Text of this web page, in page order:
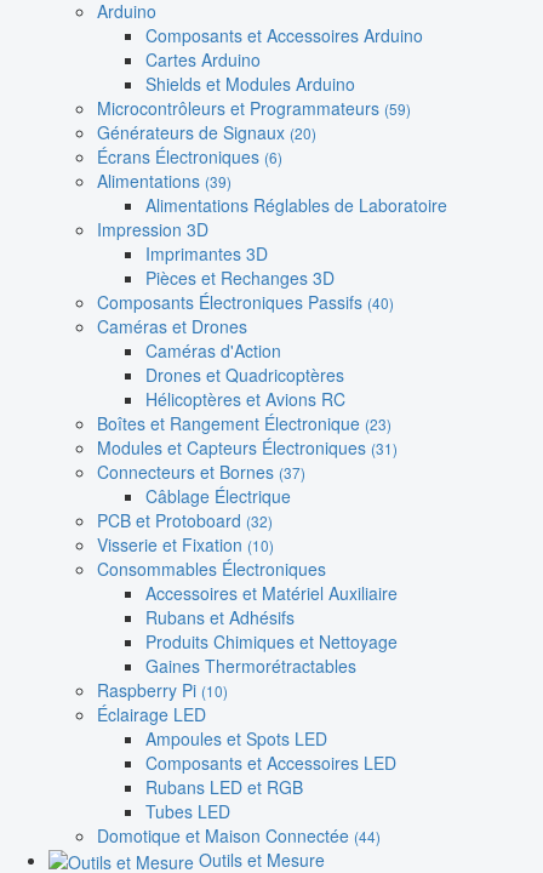
Arduino
Composants et Accessoires Arduino
Cartes Arduino
Shields et Modules Arduino
Microcontrôleurs et Programmateurs (59)
Générateurs de Signaux (20)
Écrans Électroniques (6)
Alimentations (39)
Alimentations Réglables de Laboratoire
Impression 3D
Imprimantes 3D
Pièces et Rechanges 3D
Composants Électroniques Passifs (40)
Caméras et Drones
Caméras d'Action
Drones et Quadricoptères
Hélicoptères et Avions RC
Boîtes et Rangement Électronique (23)
Modules et Capteurs Électroniques (31)
Connecteurs et Bornes (37)
Câblage Électrique
PCB et Protoboard (32)
Visserie et Fixation (10)
Consommables Électroniques
Accessoires et Matériel Auxiliaire
Rubans et Adhésifs
Produits Chimiques et Nettoyage
Gaines Thermorétractables
Raspberry Pi (10)
Éclairage LED
Ampoules et Spots LED
Composants et Accessoires LED
Rubans LED et RGB
Tubes LED
Domotique et Maison Connectée (44)
Outils et Mesure